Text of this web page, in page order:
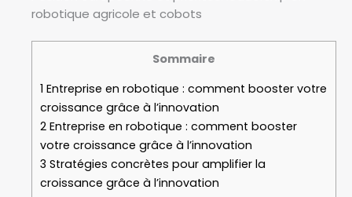
robotique agricole et cobots
Sommaire
1 Entreprise en robotique : comment booster votre
croissance grâce à l’innovation
2 Entreprise en robotique : comment booster
votre croissance grâce à l’innovation
3 Stratégies concrètes pour amplifier la
croissance grâce à l’innovation